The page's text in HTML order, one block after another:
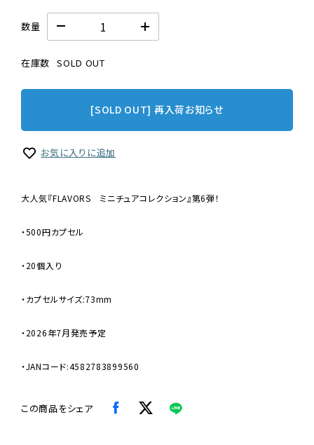
数量
在庫数 SOLD OUT
[SOLD OUT] 再入荷お知らせ
お気に入りに追加
大人気『FLAVORS ミニチュアコレクション』第6弾！
・500円カプセル
・20個入り
・カプセルサイズ:73mm
・2026年7月発売予定
・JANコード:4582783899560
この商品をシェア